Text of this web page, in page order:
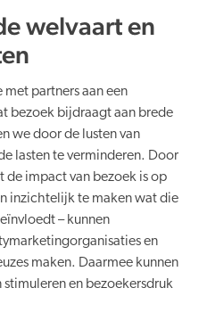
welvaart en
partners aan een
bezoek bijdraagt aan brede
we door de lusten van
lasten te verminderen. Door
de impact van bezoek is op
inzichtelijk te maken wat die
– kunnen
en
maken. Daarmee kunnen
en bezoekersdruk